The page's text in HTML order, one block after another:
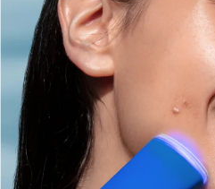
FAQ™ Pure Beauty-Tech
issa™ Teeth Whitening Set
English Deutsch
Français
Polski
Türkçe
简体中文